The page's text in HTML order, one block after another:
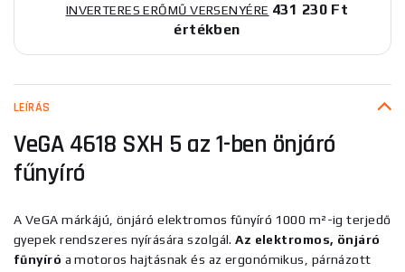
INVERTERES ERŐMŰ VERSENYÉRE 431 230 Ft
értékben
LEÍRÁS
VeGA 4618 SXH 5 az 1-ben önjáró
fűnyíró
A VeGA márkájú, önjáró elektromos fűnyíró 1000 m²-ig terjedő
gyepek rendszeres nyírására szolgál.Az elektromos, önjáró
fűnyíró a motoros hajtásnak és az ergonómikus, párnázott